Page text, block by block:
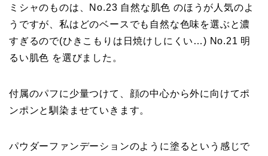
ミシャのものは、No.23 自然な肌色 のほうが人気のよ
うですが、私はどのベースでも自然な色味を選ぶと濃
すぎるので(ひきこもりは日焼けしにくい…) No.21 明
るい肌色 を選びました。
付属のパフに少量つけて、顔の中心から外に向けてポ
ンポンと馴染ませていきます。
パウダーファンデーションのように塗るという感じで